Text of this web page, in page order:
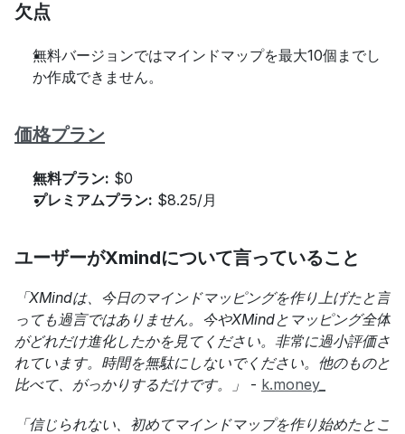
欠点
無料バージョンではマインドマップを最大10個までし
か作成できません。
価格プラン
無料プラン: $0
プレミアムプラン: $8.25/月
ユーザーがXmindについて言っていること
「XMindは、今日のマインドマッピングを作り上げたと言
っても過言ではありません。今やXMindとマッピング全体
がどれだけ進化したかを見てください。非常に過小評価さ
れています。時間を無駄にしないでください。他のものと
比べて、がっかりするだけです。」
- k.money_
「信じられない、初めてマインドマップを作り始めたとこ